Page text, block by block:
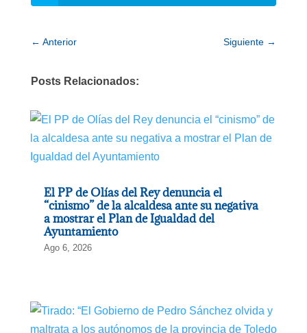
← Anterior Siguiente →
Posts Relacionados:
El PP de Olías del Rey denuncia el
“cinismo” de la alcaldesa ante su negativa
a mostrar el Plan de Igualdad del
Ayuntamiento
Ago 6, 2026